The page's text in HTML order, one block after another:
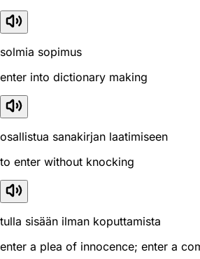
solmia sopimus
enter into dictionary making
osallistua sanakirjan laatimiseen
to enter without knocking
tulla sisään ilman koputtamista
enter a plea of innocence; enter a